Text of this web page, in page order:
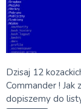
Dzisaj 12
Commander ! Jak
dopiszemy do